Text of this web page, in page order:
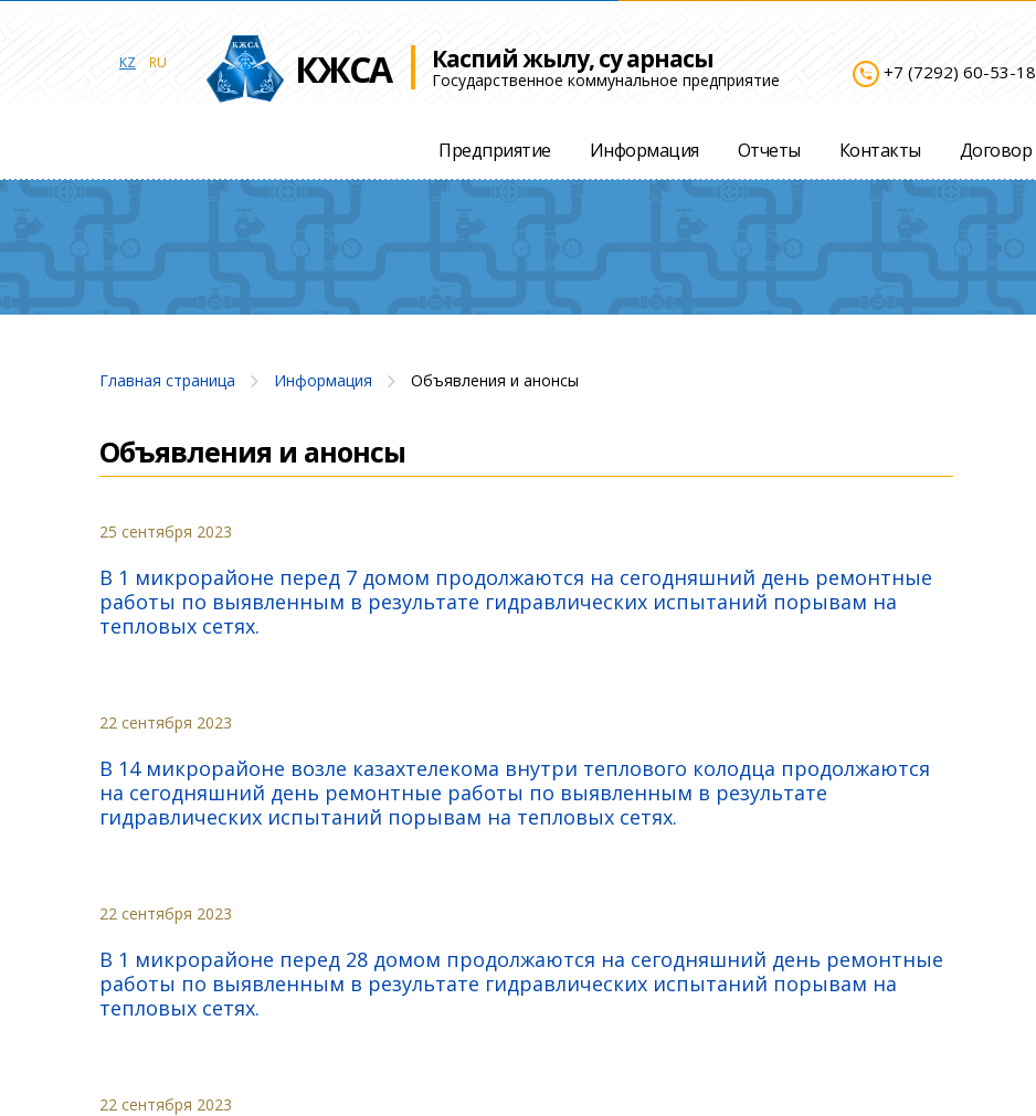
KZ RU КЖСА Каспий жылу, су арнасы
Государственное коммунальное предприятие settings_phone +7 (7292) 60-53-18
Предприятие Информация Отчеты Контакты Договор
Главная страница Информация Объявления и анонсы
Объявления и анонсы
25 сентября 2023
В 1 микрорайоне перед 7 домом продолжаются на сегодняшний день ремонтные
работы по выявленным в результате гидравлических испытаний порывам на
тепловых сетях.
22 сентября 2023
В 14 микрорайоне возле казахтелекома внутри теплового колодца продолжаются
на сегодняшний день ремонтные работы по выявленным в результате
гидравлических испытаний порывам на тепловых сетях.
22 сентября 2023
В 1 микрорайоне перед 28 домом продолжаются на сегодняшний день ремонтные
работы по выявленным в результате гидравлических испытаний порывам на
тепловых сетях.
22 сентября 2023